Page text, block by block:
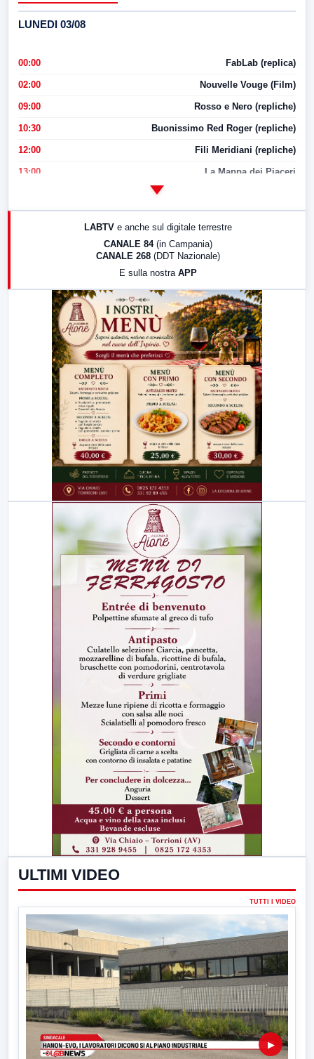
LUNEDI 03/08
00:00 FabLab (replica)
02:00 Nouvelle Vouge (Film)
09:00 Rosso e Nero (repliche)
10:30 Buonissimo Red Roger (repliche)
12:00 Fili Meridiani (repliche)
13:00 La Mappa dei Piaceri
LabNews (replica)
LABTV e anche sul digitale terrestre
CANALE 84 (in Campania)
CANALE 268 (DDT Nazionale)
E sulla nostra APP
ULTIMI VIDEO
TUTTI I VIDEO
▶